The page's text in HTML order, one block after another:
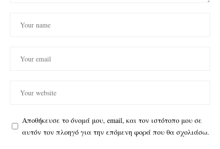
Αποθήκευσε το όνομά μου, email, και τον ιστότοπο μου σε
αυτόν τον πλοηγό για την επόμενη φορά που θα σχολιάσω.